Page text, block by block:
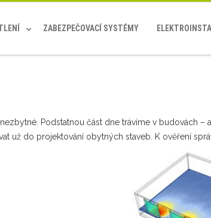
ZABEZPEČOVACÍ SYSTÉMY
Podstatnou část dne trávíme v budovách –
už do projektování obytných staveb. K ověření